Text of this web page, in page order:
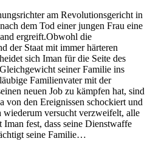
am Revolutionsgericht in
dem Tod einer jungen Frau eine
ergreift.Obwohl die
der Staat mit immer härteren
sich Iman für die Seite des
seiner Familie ins
Familienvater mit der
neuen Job zu kämpfen hat, sind
von den Ereignissen schockiert und
wiederum versucht verzweifelt, alle
fest, dass seine Dienstwaffe
seine Familie…